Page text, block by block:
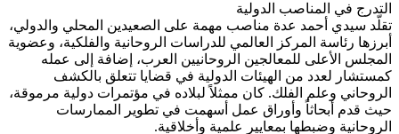
التدرج في المناصب الدولية
تقلّد سيدي أحمد عدة مناصب مهمة على الصعيدين المحلي والدولي،
أبرزها رئاسة المركز العالمي للدراسات الروحانية والفلكية، وعضوية
المجلس الأعلى للمعالجين الروحانيين العرب، إضافة إلى عمله
كمستشار لعدد من الهيئات الدولية في قضايا تتعلق بالكشف
الروحاني وعلم الفلك. كان ممثلاً لبلاده في مؤتمرات دولية مرموقة،
حيث قدم أبحاثاً وأوراق عمل أسهمت في تطوير الممارسات
الروحانية وضبطها بمعايير علمية وأخلاقية.